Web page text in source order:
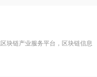
块链产业服务平台，区块链信息